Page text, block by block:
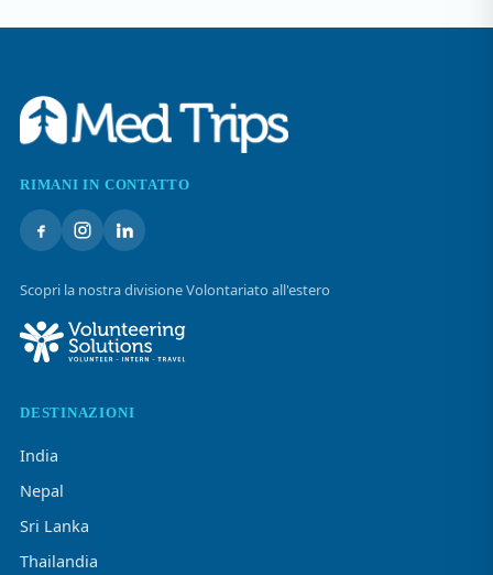
RIMANI IN CONTATTO
Scopri la nostra divisione Volontariato all'estero
DESTINAZIONI
India
Nepal
Sri Lanka
Thailandia